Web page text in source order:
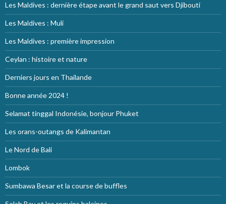
Les Maldives : dernière étape avant le grand saut vers Djibouti
Les Maldives : Muli
Les Maldives : première impression
Ceylan : histoire et nature
Derniers jours en Thailande
Bonne année 2024 !
Selamat tinggal Indonésie, bonjour Phuket
Les orans-outangs de Kalimantan
Le Nord de Bali
Lombok
Sumbawa Besar et la course de buffles